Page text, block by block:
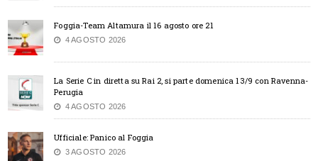
Foggia-Team Altamura il 16 agosto ore 21
4 AGOSTO 2026
La Serie C in diretta su Rai 2, si parte domenica 13/9 con Ravenna-
Perugia
4 AGOSTO 2026
Ufficiale: Panico al Foggia
3 AGOSTO 2026